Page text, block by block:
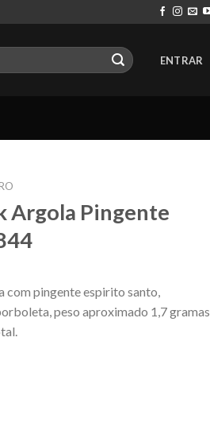
ENTRAR
Argola Pingente
com pingente espirito santo,
peso aproximado 1,7 gramas,